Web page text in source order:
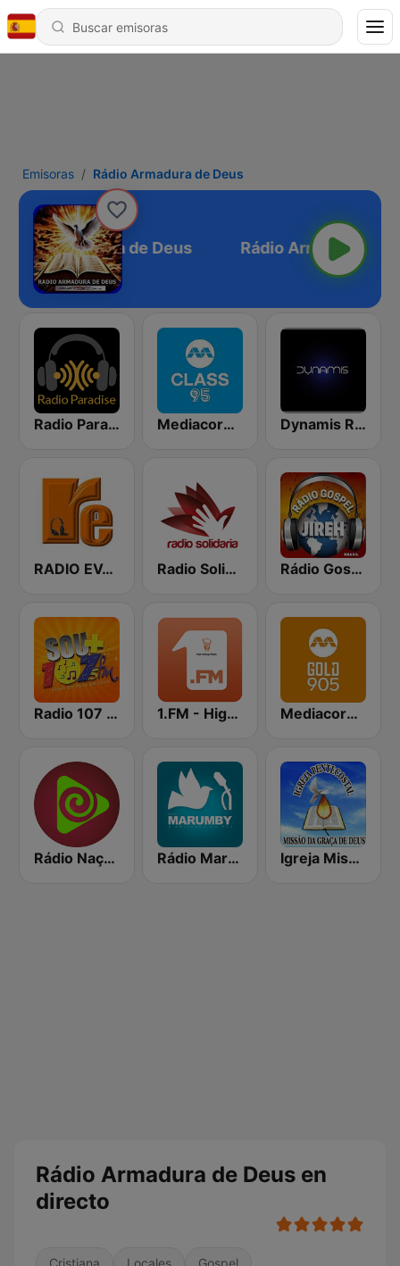
Emisoras Rádio Armadura de Deus
Armadura de Deus
Radio Paradise Mediacorp CLASS 95 Dynamis Radio
RADIO EVANGELICA Radio Solidaria Rádio Gospel Jireh
Radio 107 FM 1.FM - High Voltage Mediacorp GOLD 905
Rádio Nação Evangélica Rádio Marumby 730 AM Igreja Missão da Graça de Deus
Rádio Armadura de Deus en
directo
Cristiana Locales Gospel